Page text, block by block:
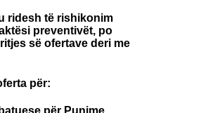
ridesh të rishikonim
ësi preventivët, po
së ofertave deri me
për: